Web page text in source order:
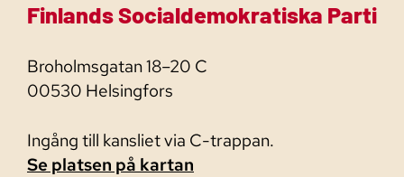
Finlands Socialdemokratiska Parti
Broholmsgatan 18–20 C
00530 Helsingfors
Ingång till kansliet via C-trappan.
Se platsen på kartan